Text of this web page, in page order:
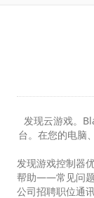
发现云游戏。
台。在您的电脑
发现游戏控制器
帮助——常见问
公司招聘职位通